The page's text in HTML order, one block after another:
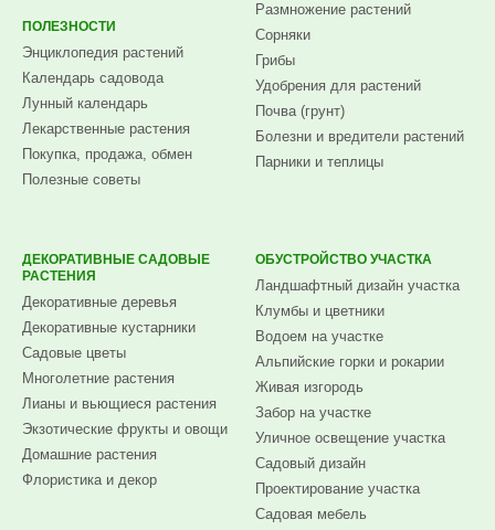
ПОЛЕЗНОСТИ
Энциклопедия растений
Календарь садовода
Лунный календарь
Лекарственные растения
Покупка, продажа, обмен
Полезные советы
Размножение растений
Сорняки
Грибы
Удобрения для растений
Почва (грунт)
Болезни и вредители растений
Парники и теплицы
ДЕКОРАТИВНЫЕ САДОВЫЕ
РАСТЕНИЯ
Декоративные деревья
Декоративные кустарники
Садовые цветы
Многолетние растения
Лианы и вьющиеся растения
Экзотические фрукты и овощи
Домашние растения
Флористика и декор
ОБУСТРОЙСТВО УЧАСТКА
Ландшафтный дизайн участка
Клумбы и цветники
Водоем на участке
Альпийские горки и рокарии
Живая изгородь
Забор на участке
Уличное освещение участка
Садовый дизайн
Проектирование участка
Садовая мебель